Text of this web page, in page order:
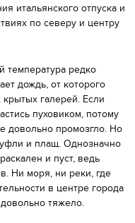
итальянского отпуска и
по северу и центру
температура редко
дождь, от которого
галерей. Если
пуховиком, потому
довольно промозгло. Но
и плащ. Однозначно
и пуст, ведь
Ни моря, ни реки, где
в центре города
тяжело.